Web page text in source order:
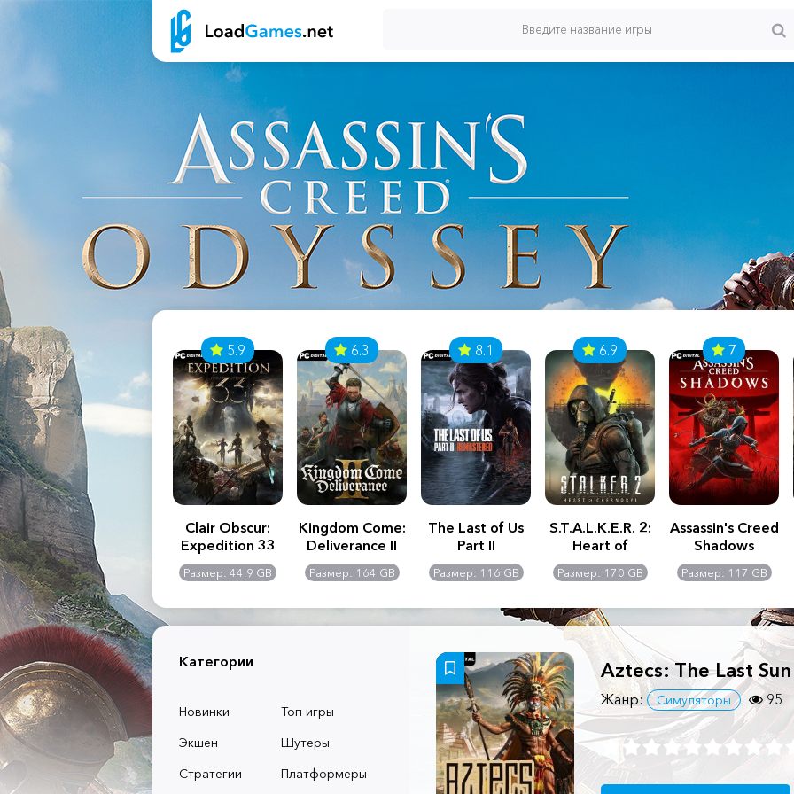
2:
-
GB
Assassin's Creed
Shadows
Размер: 117 GB
5.9
Clair Obscur:
Expedition 33
Размер: 44.9 GB
6.3
Kingdom Come:
Deliverance II
Размер: 164 GB
8.1
The Last of Us
Part II
Remastered
Размер: 116 GB
6.9
S.T.A.L.K.E.R. 2:
Heart of
Chernobyl -
Ultimate Edition
Размер: 170 GB
7
Assassin's Creed
Shadows
Размер: 117 GB
Категории
Новинки
Топ игры
Экшен
Шутеры
Стратегии
Платформеры
Aztecs: The Last Sun
Жанр: Симуляторы 95